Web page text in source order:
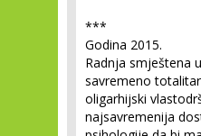
***
Godina 2015.
Radnja smještena
savremeno
oligarhijski
najsavremenija